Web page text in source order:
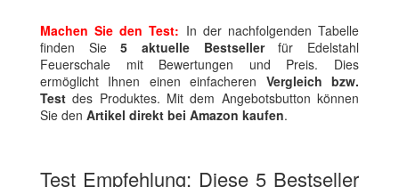
Machen Sie den Test: In der nachfolgenden Tabelle
finden Sie5 aktuelle Bestsellerfür Edelstahl
Feuerschale mit Bewertungen und Preis. Dies
ermöglicht Ihnen einen einfacheren Vergleich bzw.
Test des Produktes. Mit dem Angebotsbutton können
Sie den Artikel direkt bei Amazon kaufen.
Test Empfehlung: Diese 5 Bestseller